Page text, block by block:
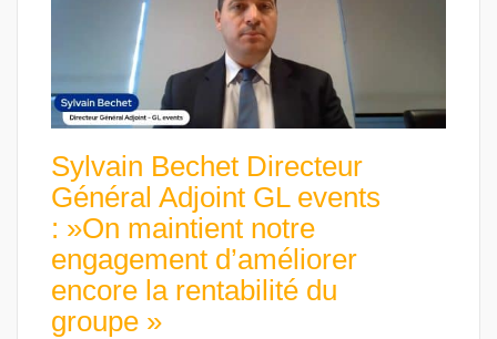
Sylvain Bechet Directeur
Général Adjoint GL events
: »On maintient notre
engagement d’améliorer
encore la rentabilité du
groupe »